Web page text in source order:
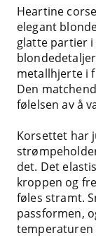
Heartine
elegant
glatte partier
metallhjerte i
Den
følelsen av å
Korsettet har
det. Det
kroppen og
føles stramt.
passformen,
temperaturen